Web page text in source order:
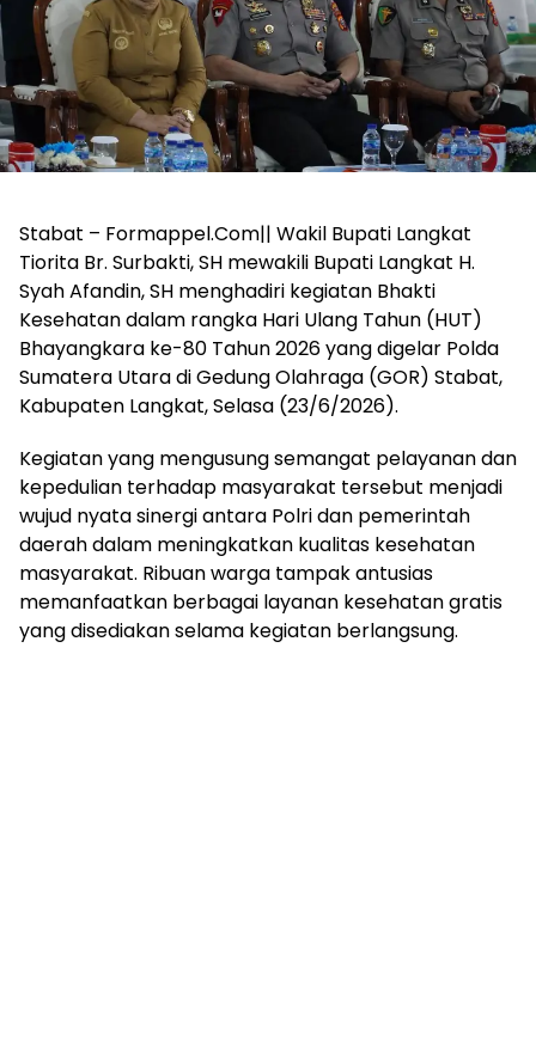
Stabat – Formappel.Com|| Wakil Bupati Langkat
Tiorita Br. Surbakti, SH mewakili Bupati Langkat H.
Syah Afandin, SH menghadiri kegiatan Bhakti
Kesehatan dalam rangka Hari Ulang Tahun (HUT)
Bhayangkara ke-80 Tahun 2026 yang digelar Polda
Sumatera Utara di Gedung Olahraga (GOR) Stabat,
Kabupaten Langkat, Selasa (23/6/2026).
Kegiatan yang mengusung semangat pelayanan dan
kepedulian terhadap masyarakat tersebut menjadi
wujud nyata sinergi antara Polri dan pemerintah
daerah dalam meningkatkan kualitas kesehatan
masyarakat. Ribuan warga tampak antusias
memanfaatkan berbagai layanan kesehatan gratis
yang disediakan selama kegiatan berlangsung.